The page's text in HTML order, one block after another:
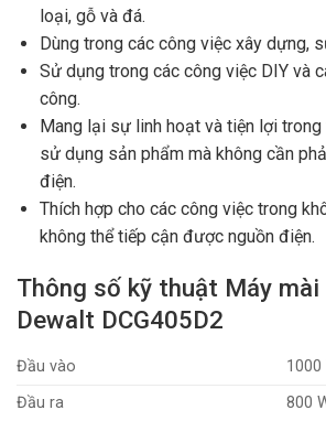
loại, gỗ và đá.
Dùng trong các công việc xây dựng,
Sử dụng trong các công việc DIY và
công.
Mang lại sự linh hoạt và tiện lợi trong
sử dụng sản phẩm mà không cần
điện.
Thích hợp cho các công việc trong
không thể tiếp cận được nguồn điện.
Thông số kỹ thuật Máy
Dewalt DCG405D2
Đầu vào
1000
Đầu ra
800